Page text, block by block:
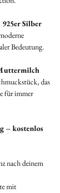
Silber
Bedeutung.
das
für immer
– kostenlos
nach deinem
mit